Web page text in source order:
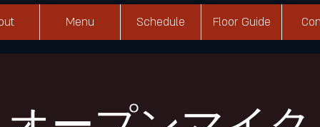
Menu Schedule Floor Guide